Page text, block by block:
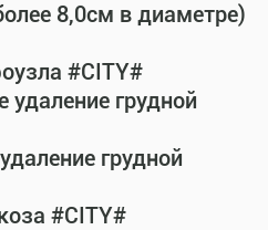
8,0см в диаметре)
#CITY#
удаление грудной
грудной
#CITY#